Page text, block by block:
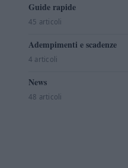
Guide rapide
45 articoli
Adempimenti e scadenze
4 articoli
News
48 articoli